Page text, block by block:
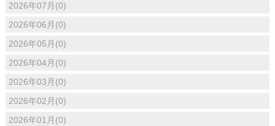
2026年07月(0)
2026年06月(0)
2026年05月(0)
2026年04月(0)
2026年03月(0)
2026年02月(0)
2026年01月(0)